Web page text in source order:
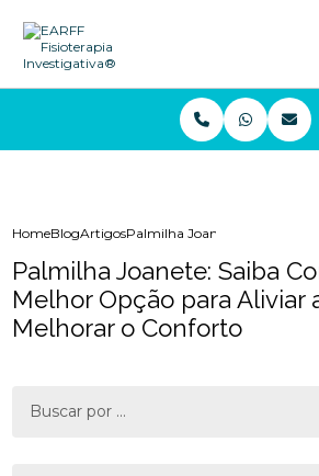
HomeBlogArtigosPalmilha Joanete: Saiba
Palmilha Joanete: Saiba
Melhor Opção para Aliviar
Melhorar o Conforto